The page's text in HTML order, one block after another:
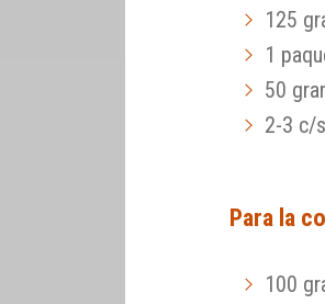
125
1
50
2-3 c/
Para la
100